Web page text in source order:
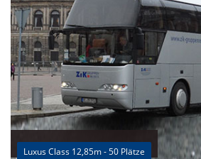
Luxus Class 12,85m - 50 Plätze